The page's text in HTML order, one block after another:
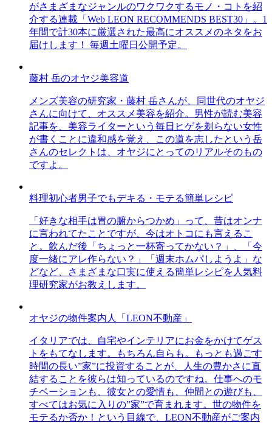
がさまざまなジャンルのワクワクするモノ・コトを紹
介する連載「Web LEON RECOMMENDS BEST30」。1
年間で計30本に厳選された最高にオススメのネタをお
届けします！ 毎週土曜日公開予定。
藤村 岳のオヤジ美容道
メンズ美容の研究家・藤村 岳さんが、同世代のオヤジ
さんに向けて、オススメ美容を紹介。男性が読む美容
記事を、美容ライターという毎日ヒゲを剃らない女性
が書くことに違和感を覚え、この道を志したという岳
さんのセレクトは、オヤジにとってのリアルそのもの
ですよ。
料理初心者男子でもデキる・モテる簡単レシピ
「好きな相手は胃の腑からつかめ」って、昔はオンナ
に言われてたことですが、今はオトコにも言えるこ
と。飲んだ後「ちょっと一杯寄ってかない？」、「今
度一緒にアレ作らない？」「週末ホムパしようよ」な
どなど、さまざまな口実に使える簡単レシピを人気料
理研究家がお教えします。
オヤジの物件案内人「LEON不動産」
イタリアでは、自宅やインテリアにお金をかけてゲス
トをもてなします。もちろん自らも。もっとも過ごす
時間の長い”家”に投資することが、人生の豊かさに直
結することを彼らは知っているのですね。仕事へのモ
チベーションも、彼女との愛情も、仲間との遊びも、
すべてはお気に入りの”家”で育まれます。世の物件を
モテるか否か！という目線で、LEON不動産がご案内